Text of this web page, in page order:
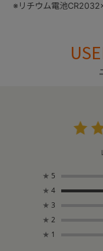
※リチウム電池
★ 5
★ 4
★ 3
★ 2
★ 1